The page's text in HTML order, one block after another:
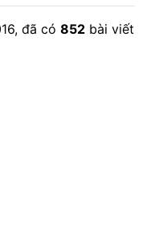
đã có 852 bài viết